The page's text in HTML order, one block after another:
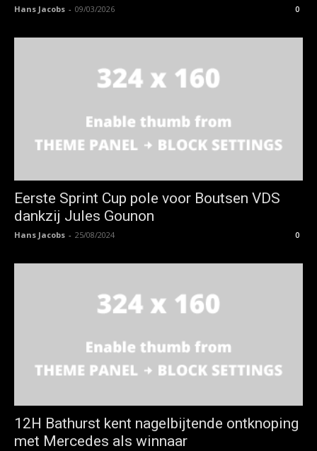
Hans Jacobs - 09/03/2026 0
Eerste Sprint Cup pole voor Boutsen VDS
dankzij Jules Gounon
Hans Jacobs - 25/08/2024 0
12H Bathurst kent nagelbijtende ontknoping
met Mercedes als winnaar